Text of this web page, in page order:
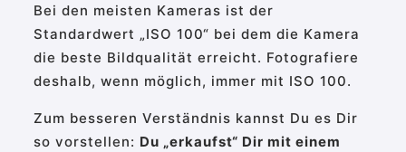
Bei den meisten Kameras ist der
Standardwert „ISO 100“ bei dem die Kamera
die beste Bildqualität erreicht. Fotografiere
deshalb, wenn möglich, immer mit ISO 100.
Zum besseren Verständnis kannst Du es Dir
so vorstellen: Du „erkaufst“ Dir mit einem